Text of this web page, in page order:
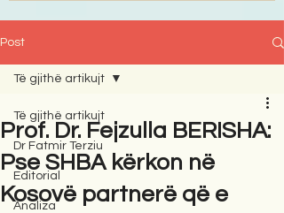
Post
Të gjithë artikujt
Dr Fatmir Terziu
Editorial
Analiza
Të gjithë artikujt
Prof. Dr. Fejzulla BERISHA:
Pse SHBA kërkon në
Kosovë partnerë që e